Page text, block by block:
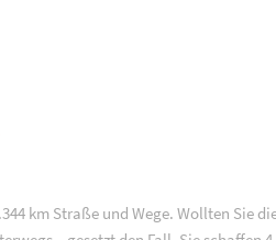
km Straße und Wege. Wollten Sie